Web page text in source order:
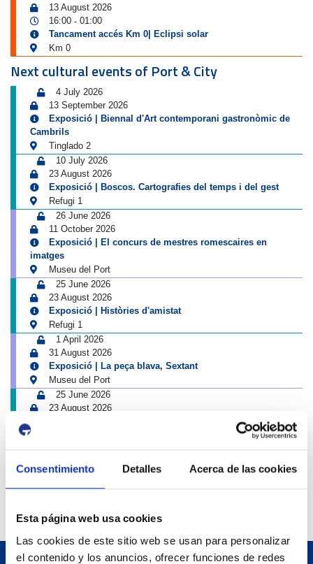
Consentimiento Detalles Acerca de las cookies
Esta página web usa cookies
Las cookies de este sitio web se usan para personalizar
el contenido y los anuncios, ofrecer funciones de redes
13 August 2026
16:00 - 01:00
Tancament accés Km 0| Eclipsi solar
Km 0
Next cultural events of Port & City
4 July 2026
13 September 2026
Exposició | Biennal d'Art contemporani gastronòmic de
Cambrils
Tinglado 2
10 July 2026
23 August 2026
Exposició | Boscos. Cartografies del temps i del gest
Refugi 1
26 June 2026
11 October 2026
Exposició | El concurs de mestres romescaires en
imatges
Museu del Port
25 June 2026
23 August 2026
Exposició | Històries d'amistat
Refugi 1
1 April 2026
31 August 2026
Exposició | La peça blava, Sextant
Museu del Port
25 June 2026
23 August 2026
7 July 2026
7 October 2026
Inscripcions a PortAutors/es 2026
El Teatret